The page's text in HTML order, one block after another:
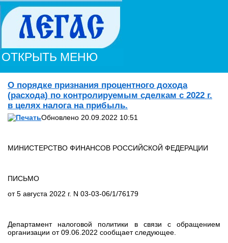
ОТКРЫТЬ МЕНЮ
О порядке признания процентного дохода
(расхода) по контролируемым сделкам с 2022 г.
в целях налога на прибыль.
Обновлено 20.09.2022 10:51
МИНИСТЕРСТВО ФИНАНСОВ РОССИЙСКОЙ ФЕДЕРАЦИИ
ПИСЬМО
от 5 августа 2022 г. N 03-03-06/1/76179
Департамент налоговой политики в связи с обращением
организации от 09.06.2022 сообщает следующее.